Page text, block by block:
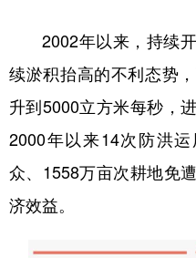
2002年以来，持续
续淤积抬高的不利态势
升到5000立方米每秒，
2000年以来14次防洪
众、1558万亩次耕地免
济效益。